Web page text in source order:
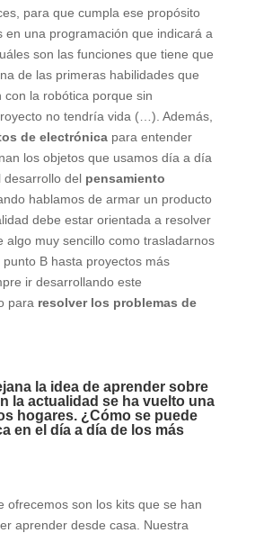
para que cumpla ese propósito
en una programación que indicará a
son las funciones que tiene que
de las primeras habilidades que
con la robótica porque sin
no tendría vida (…). Además,
de electrónica para entender
los objetos que usamos día a día
del pensamiento
hablamos de armar un producto
debe estar orientada a resolver
algo muy sencillo como trasladarnos
B hasta proyectos más
ir desarrollando este
para resolver los problemas de
la idea de aprender sobre
la actualidad se ha vuelto una
hogares. ¿Cómo se puede
en el día a día de los más
ofrecemos son los kits que se han
aprender desde casa. Nuestra